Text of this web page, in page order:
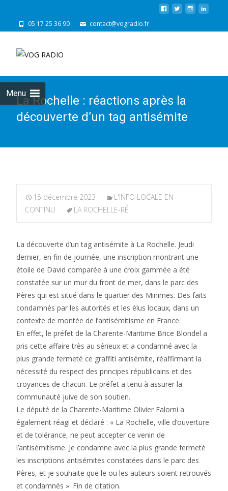
05 17 25 36 90 contact@vogradio.fr
Menu
La Rochelle : réactions après la
découverte d’un tag antisémite
15 décembre 2023
L'INFO LOCALE EN
CONTINU
LA ROCHELLE-RÉ
La découverte d’un tag antisémite à La Rochelle. Jeudi
dernier, en fin de journée, une inscription montrant une
étoile de David comparée à une croix gammée a été
constatée sur un mur du front de mer, dans le parc des
Pères qui est situé dans le quartier des Minimes. Des faits
condamnés par les autorités et les élus locaux, dans un
contexte de montée de l’antisémitisme en France.
En effet, le préfet de la Charente-Maritime Brice Blondel a
pris cette affaire très au sérieux et a condamné avec la
plus grande fermeté ce graffiti antisémite, réaffirmant la
nécessité du respect des principes républicains et des
croyances de chacun. Le préfet a tenu à assurer la
communauté juive de son soutien.
Le député de la Charente-Maritime Olivier Falorni a
également réagi et déclaré : « La Rochelle, ville d’ouverture
et de tolérance, ne peut accepter ce venin de
l’antisémitisme. Je condamne avec la plus grande fermeté
les inscriptions antisémites constatées dans le parc des
Pères, et je souhaite que le ou les auteurs soient retrouvés
et condamnés ». Fin de citation.